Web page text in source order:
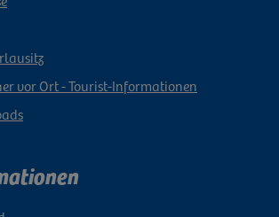
vor Ort - Tourist-Informationen